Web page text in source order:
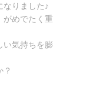
なりました♪
がめでたく重
い気持ちを膨